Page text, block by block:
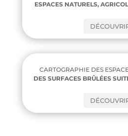
ESPACES NATURELS,
CARTOGRAPHIE DES
DES SURFACES BRÛLÉES